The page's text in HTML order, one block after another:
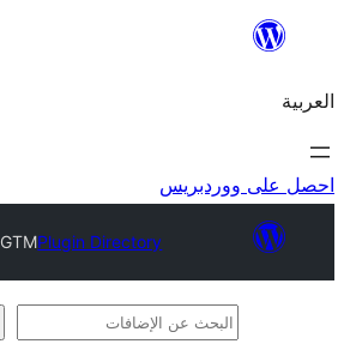
Plugin Directory
Only GTM